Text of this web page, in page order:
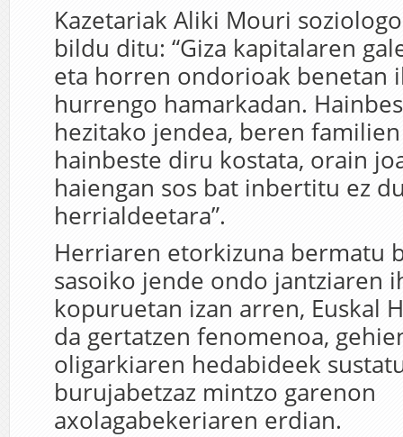
Kazetariak Aliki Mouri
bildu ditu: “Giza kapitalaren
eta horren ondorioak benetan
hurrengo hamarkadan.
hezitako jendea, beren
hainbeste diru kostata, orain
haiengan sos bat inbertitu ez
herrialdeetara”.
Herriaren etorkizuna bermatu
sasoiko jende ondo jantziaren
kopuruetan izan arren, Euskal
da gertatzen fenomenoa,
oligarkiaren hedabideek
burujabetzaz mintzo garenon
axolagabekeriaren erdian.